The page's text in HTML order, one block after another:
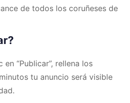
de todos los coruñeses de
“Publicar”, rellena los
tu anuncio será visible